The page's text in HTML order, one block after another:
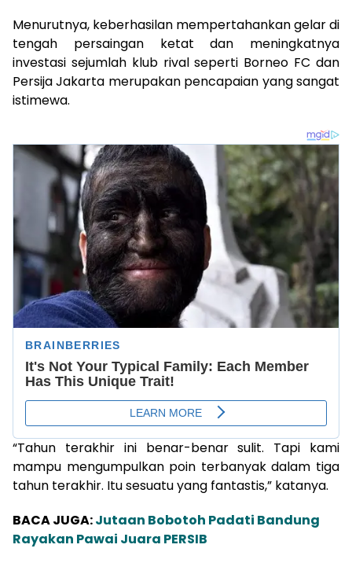
Menurutnya, keberhasilan mempertahankan gelar di
tengah persaingan ketat dan meningkatnya
investasi sejumlah klub rival seperti Borneo FC dan
Persija Jakarta merupakan pencapaian yang sangat
istimewa.
“Tahun terakhir ini benar-benar sulit. Tapi kami
mampu mengumpulkan poin terbanyak dalam tiga
tahun terakhir. Itu sesuatu yang fantastis,” katanya.
BACA JUGA:Jutaan Bobotoh Padati Bandung
Rayakan Pawai Juara PERSIB